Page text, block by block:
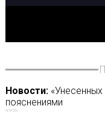
Новости:«Унесенных
пояснениями
25/06/2020